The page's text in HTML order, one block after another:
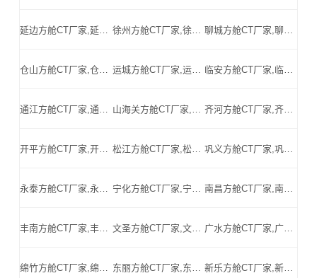
延边方舱CT厂家,延边方舱式CT,延边CT方舱,延边方舱CT,延边医用CT方舱,延边移动方舱CT-延边医用CT方舱公司 徐州方舱CT厂家,徐州方舱式CT,徐州CT方舱,徐州方舱CT,徐州医用CT方舱,徐州移动方舱CT-徐州医用CT方舱公司 聊城方舱CT厂家,聊城方舱式CT,聊城CT方舱,聊城方舱CT,聊城医用CT方舱,聊城移动方舱CT-聊城医用CT方舱公司
仓山方舱CT厂家,仓山方舱式CT,仓山CT方舱,仓山方舱CT,仓山医用CT方舱,仓山移动方舱CT-仓山医用CT方舱公司 运城方舱CT厂家,运城方舱式CT,运城CT方舱,运城方舱CT,运城医用CT方舱,运城移动方舱CT-运城医用CT方舱公司 临安方舱CT厂家,临安方舱式CT,临安CT方舱,临安方舱CT,临安医用CT方舱,临安移动方舱CT-临安医用CT方舱公司
通江方舱CT厂家,通江方舱式CT,通江CT方舱,通江方舱CT,通江医用CT方舱,通江移动方舱CT-通江医用CT方舱公司 山海关方舱CT厂家,山海关方舱式CT,山海关CT方舱,山海关方舱CT,山海关医用CT方舱,山海关移动方舱CT-山海关医用CT方舱公司 齐河方舱CT厂家,齐河方舱式CT,齐河CT方舱,齐河方舱CT,齐河医用CT方舱,齐河移动方舱CT-齐河医用CT方舱公司
开平方舱CT厂家,开平方舱式CT,开平CT方舱,开平方舱CT,开平医用CT方舱,开平移动方舱CT-开平医用CT方舱公司 松江方舱CT厂家,松江方舱式CT,松江CT方舱,松江方舱CT,松江医用CT方舱,松江移动方舱CT-松江医用CT方舱公司 巩义方舱CT厂家,巩义方舱式CT,巩义CT方舱,巩义方舱CT,巩义医用CT方舱,巩义移动方舱CT-巩义医用CT方舱公司
永泰方舱CT厂家,永泰方舱式CT,永泰CT方舱,永泰方舱CT,永泰医用CT方舱,永泰移动方舱CT-永泰医用CT方舱公司 宁化方舱CT厂家,宁化方舱式CT,宁化CT方舱,宁化方舱CT,宁化医用CT方舱,宁化移动方舱CT-宁化医用CT方舱公司 南昌方舱CT厂家,南昌方舱式CT,南昌CT方舱,南昌方舱CT,南昌医用CT方舱,南昌移动方舱CT-南昌医用CT方舱公司
丰南方舱CT厂家,丰南方舱式CT,丰南CT方舱,丰南方舱CT,丰南医用CT方舱,丰南移动方舱CT-丰南医用CT方舱公司 文圣方舱CT厂家,文圣方舱式CT,文圣CT方舱,文圣方舱CT,文圣医用CT方舱,文圣移动方舱CT-文圣医用CT方舱公司 广水方舱CT厂家,广水方舱式CT,广水CT方舱,广水方舱CT,广水医用CT方舱,广水移动方舱CT-广水医用CT方舱公司
绵竹方舱CT厂家,绵竹方舱式CT,绵竹CT方舱,绵竹方舱CT,绵竹医用CT方舱,绵竹移动方舱CT-绵竹医用CT方舱公司 东丽方舱CT厂家,东丽方舱式CT,东丽CT方舱,东丽方舱CT,东丽医用CT方舱,东丽移动方舱CT-东丽医用CT方舱公司 新乐方舱CT厂家,新乐方舱式CT,新乐CT方舱,新乐方舱CT,新乐医用CT方舱,新乐移动方舱CT-新乐医用CT方舱公司